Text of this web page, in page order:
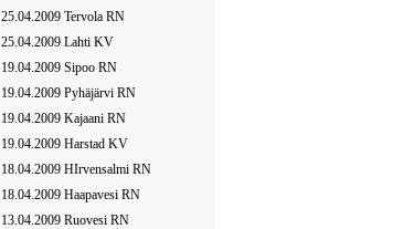
25.04.2009 Tervola RN
25.04.2009 Lahti KV
19.04.2009 Sipoo RN
19.04.2009 Pyhäjärvi RN
19.04.2009 Kajaani RN
19.04.2009 Harstad KV
18.04.2009 HIrvensalmi RN
18.04.2009 Haapavesi RN
13.04.2009 Ruovesi RN